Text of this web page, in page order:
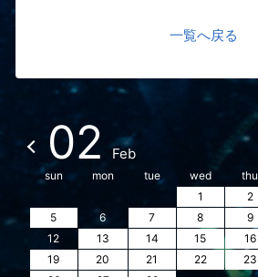
一覧へ戻る
02 Feb
sun mon tue wed thu
1
2
5
6 7 8 9
12
13 14 15 16
19
20 21 22 23